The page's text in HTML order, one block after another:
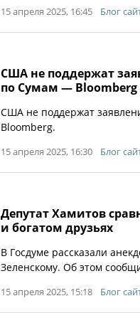
15 апреля 2025, 16:45 Блог
США не поддержат
по Сумам — Bloomberg
США не поддержат
Bloomberg.
15 апреля 2025, 16:30 Блог
Депутат Хамитов
и богатом друзьях
В Госдуме рассказали
Зеленскому. Об этом
15 апреля 2025, 15:18 Блог